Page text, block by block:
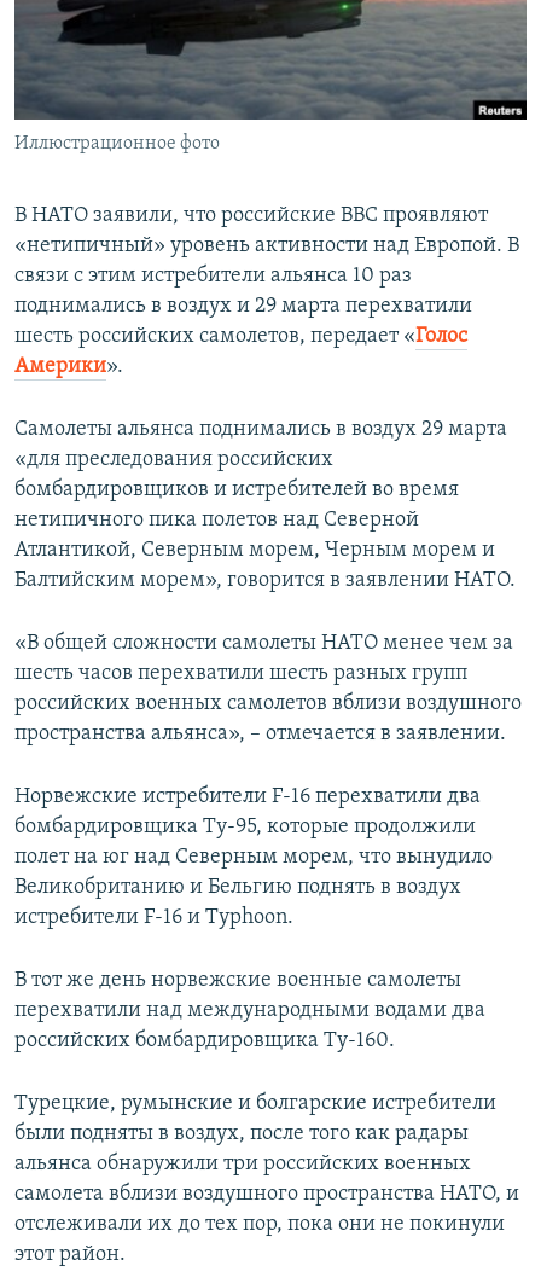
ПОБЕДИТЕЛЕЙ НЕ СУДЯТ?
КРЫМ.НЕПОКОРЕННЫЙ
ELIFBE
УКРАИНСКАЯ ПРОБЛЕМА КРЫМА
ПРИСОЕДИНЯЙТЕСЬ!
Иллюстрационное фото
В НАТО заявили, что российские ВВС проявляют
«нетипичный» уровень активности над Европой. В
связи с этим истребители альянса 10 раз
поднимались в воздух и 29 марта перехватили
шесть российских самолетов, передает «Голос
Америки».
Самолеты альянса поднимались в воздух 29 марта
«для преследования российских
бомбардировщиков и истребителей во время
нетипичного пика полетов над Северной
Атлантикой, Северным морем, Черным морем и
Балтийским морем», говорится в заявлении НАТО.
«В общей сложности самолеты НАТО менее чем за
шесть часов перехватили шесть разных групп
российских военных самолетов вблизи воздушного
пространства альянса», – отмечается в заявлении.
Норвежские истребители F-16 перехватили два
бомбардировщика Ту-95, которые продолжили
полет на юг над Северным морем, что вынудило
Великобританию и Бельгию поднять в воздух
истребители F-16 и Typhoon.
В тот же день норвежские военные самолеты
перехватили над международными водами два
российских бомбардировщика Ту-160.
Турецкие, румынские и болгарские истребители
были подняты в воздух, после того как радары
альянса обнаружили три российских военных
самолета вблизи воздушного пространства НАТО, и
отслеживали их до тех пор, пока они не покинули
этот район.